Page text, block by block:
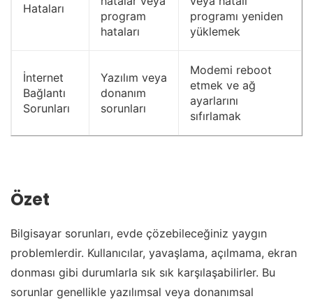
Hataları
program
hataları
programı yeniden
yüklemek
İnternet
Bağlantı
Sorunları
Yazılım veya
donanım
sorunları
Modemi reboot
etmek ve ağ
ayarlarını
sıfırlamak
Özet
Bilgisayar sorunları, evde çözebileceğiniz yaygın
problemlerdir. Kullanıcılar, yavaşlama, açılmama, ekran
donması gibi durumlarla sık sık karşılaşabilirler. Bu
sorunlar genellikle yazılımsal veya donanımsal